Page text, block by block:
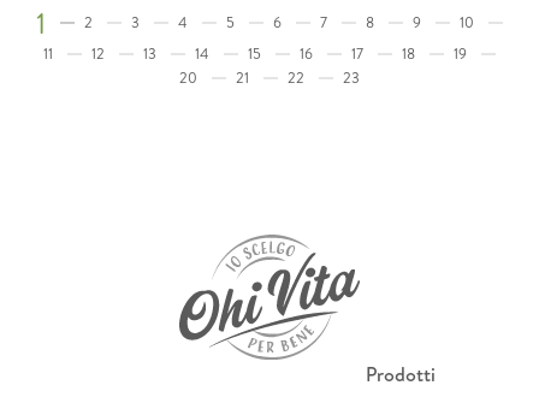
1 2 3 4 5 6 7 8 9
10
11
12 13 14 15 16 17 18
19
20
21 22 23
Prodotti